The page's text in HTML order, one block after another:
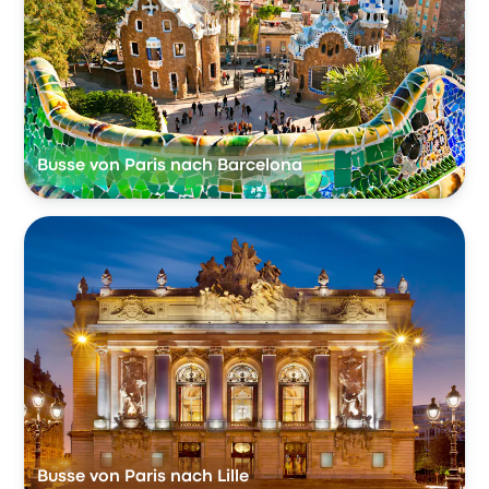
Busse von Paris nach Barcelona
Busse von Paris nach Lille